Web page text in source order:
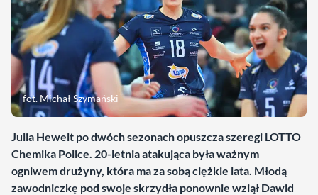
fot. Michał Szymański
Julia Hewelt po dwóch sezonach opuszcza szeregi LOTTO
Chemika Police. 20-letnia atakująca była ważnym
ogniwem drużyny, która ma za sobą ciężkie lata. Młodą
zawodniczkę pod swoje skrzydła ponownie wziął Dawid